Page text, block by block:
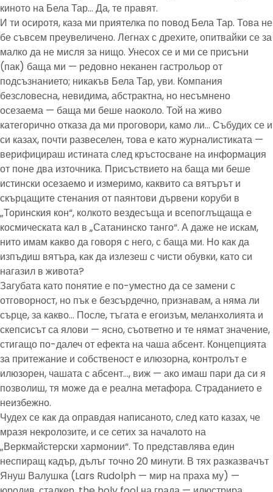
киното на Бела Тар… Да, те правят.
И ти осиротя, каза ми приятелка по повод Бела Тар. Това не
бе съвсем преувеличено. Легнах с дрехите, опитвайки се за
малко да не мисля за нищо. Унесох се и ми се присъни
(пак) баща ми — редовно неканен гастрольор от
подсъзнанието; никакъв Бела Тар, уви. Компания
безсловесна, невидима, абстрактна, но несъмнено
осезаема — баща ми беше наоколо. Той на живо
категорично отказа да ми проговори, камо ли… Събудих се и
си казах, почти развеселен, това е като журналистиката —
верифицираш истината след кръстосване на информация
от поне два източника. Присъствието на баща ми беше
истински осезаемо и измеримо, каквито са вятърът и
скърцащите стенания от паянтови дървени коруби в
„Торинския кон“, колкото вездесъща и всепоглъщаща е
космическата кал в „Сатанинско танго“. А даже не искам,
нито имам какво да говоря с него, с баща ми. Но как да
изпъдиш вятъра, как да излезеш с чисти обувки, като си
нагазил в живота?
Загубата като понятие е по-уместно да се замени с
отговорност, но пък е безсърдечно, признавам, а няма ли
сърце, за какво… После, тъгата е егоизъм, меланхолията и
скепсисът са ялови — ясно, съответно и те нямат значение,
стигащо по-далеч от ефекта на чаша абсент. Концепцията
за притежание и собственост е илюзорна, контролът е
илюзорен, чашата с абсент…, виж — ако имаш пари да си я
позволиш, тя може да е реална метафора. Страданието е
неизбежно.
Чудех се как да оправдая написаното, след като казах, че
мразя некролозите, и се сетих за началото на
„Веркмайстерски хармонии“. То представлява един
неспиращ кадър, дълъг точно 20 минути. В тях разказвачът
Януш Валушка (Lars Rudolph — мир на праха му) —